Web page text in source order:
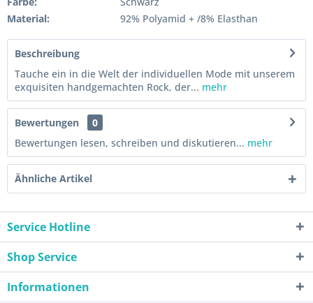
Material:
92% Polyamid + /8% Elasthan
Beschreibung
Tauche ein in die Welt der individuellen Mode mit unserem
exquisiten handgemachten Rock, der... mehr
Bewertungen
0
Bewertungen lesen, schreiben und diskutieren... mehr
Ähnliche Artikel
Service Hotline
Shop Service
Informationen